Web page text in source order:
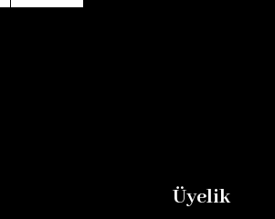
Üyelik